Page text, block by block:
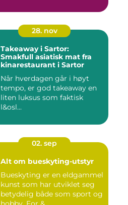
28. nov
Takeaway i Sartor:
Smakfull asiatisk mat fra
kinarestaurant i Sartor
Når hverdagen går i høyt
tempo, er god takeaway en
liten luksus som faktisk
l&osl...
02. sep
Alt om bueskyting-utstyr
Bueskyting er en eldgammel
kunst som har utviklet seg
betydelig både som sport og